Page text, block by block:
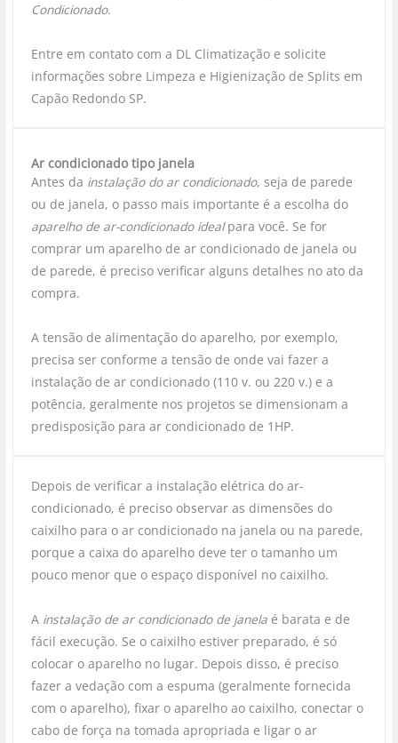
Condicionado.
Entre em contato com a DL Climatização e solicite
informações sobre Limpeza e Higienização de Splits em
Capão Redondo SP.
Ar condicionado tipo janela
Antes da instalação do ar condicionado, seja de parede
ou de janela, o passo mais importante é a escolha do
aparelho de ar-condicionado idealpara você. Se for
comprar um aparelho de ar condicionado de janela ou
de parede, é preciso verificar alguns detalhes no ato da
compra.
A tensão de alimentação do aparelho, por exemplo,
precisa ser conforme a tensão de onde vai fazer a
instalação de ar condicionado (110 v. ou 220 v.) e a
potência, geralmente nos projetos se dimensionam a
predisposição para ar condicionado de 1HP.
Depois de verificar a instalação elétrica do ar-
condicionado, é preciso observar as dimensões do
caixilho para o ar condicionado na janela ou na parede,
porque a caixa do aparelho deve ter o tamanho um
pouco menor que o espaço disponível no caixilho.
A instalação de ar condicionado de janelaé barata e de
fácil execução. Se o caixilho estiver preparado, é só
colocar o aparelho no lugar. Depois disso, é preciso
fazer a vedação com a espuma (geralmente fornecida
com o aparelho), fixar o aparelho ao caixilho, conectar o
cabo de força na tomada apropriada e ligar o ar